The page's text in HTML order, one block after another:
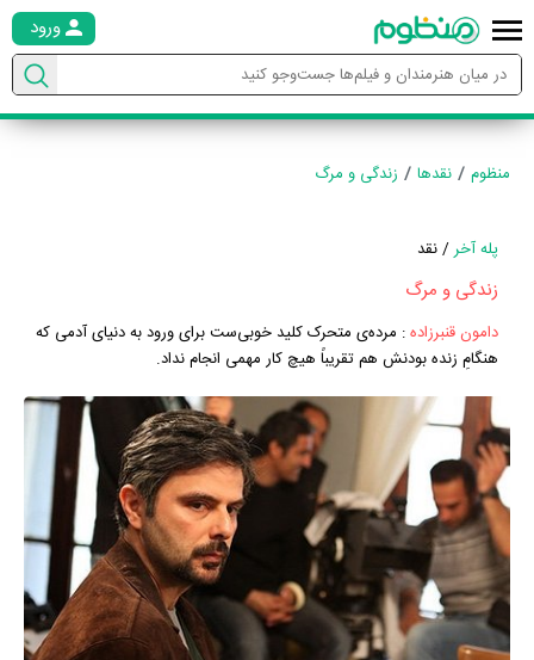
ورود
منظوم نقدها زندگی و مرگ
پله آخر/ نقد
زندگی و مرگ
دامون قنبرزاده: مرده‌ی متحرک کلید خوبی‌ست برای ورود به دنیای آدمی که
هنگامِ زنده بودنش هم تقریباً هیچ کار مهمی انجام نداد.